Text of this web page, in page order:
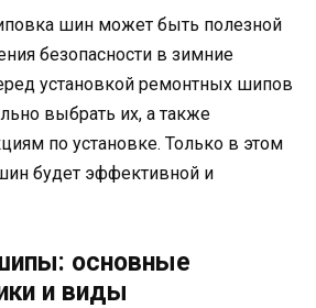
шин может быть полезной
безопасности в зимние
установкой ремонтных шипов
выбрать их, а также
по установке. Только в этом
будет эффективной и
основные
и виды